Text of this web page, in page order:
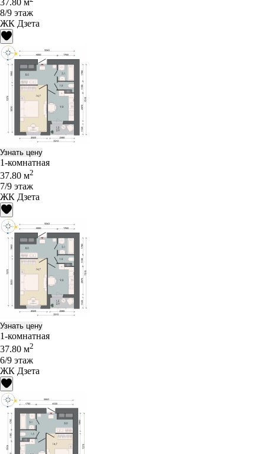
37.80 м
8/9 этаж
ЖК Дзета
Узнать цену
1-комнатная
37.80 м2
7/9 этаж
ЖК Дзета
Узнать цену
1-комнатная
37.80 м2
6/9 этаж
ЖК Дзета